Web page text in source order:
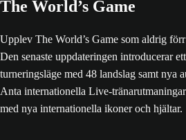
The World’s Game
Upplev The World’s Game som aldrig
Den senaste uppdateringen introducerar
turneringsläge med 48 landslag samt nya
Anta internationella Live-
med nya internationella ikoner och hjältar.